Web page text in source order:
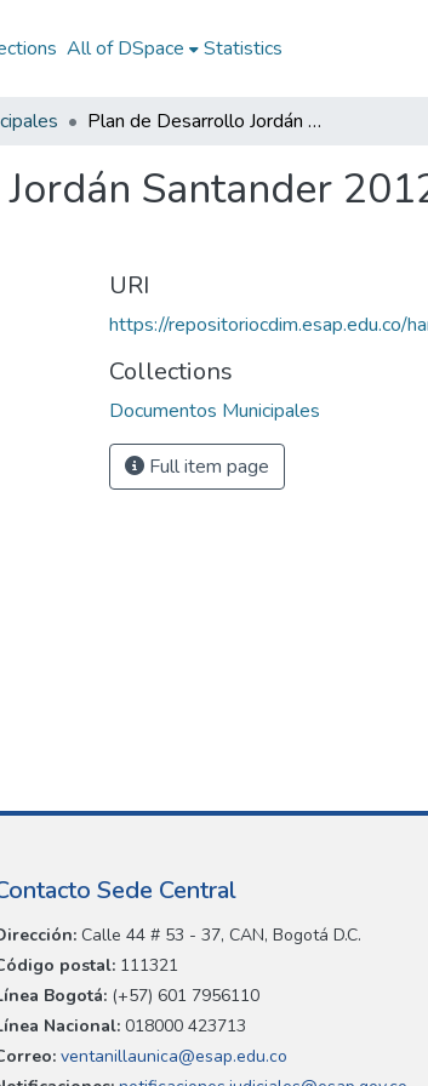
All of DSpace Statistics
Plan de Desarrollo Jordán Santander 2012 - 2015: PD Jordán Santander 2012 - 2015
Santander
URI
https://
Collections
Documentos Municipales
Full item page
Sede Central
Calle 44 # 53 - 37, CAN, Bogotá D.C.
postal: 111321
Bogotá: (+57) 601 7956110
Nacional: 018000 423713
ventanillaunica@esap.edu.co